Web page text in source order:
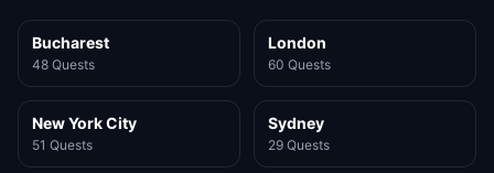
Bucharest
48 Quests
London
60 Quests
New York City
51 Quests
Sydney
29 Quests